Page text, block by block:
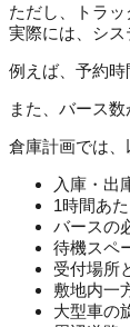
ただし、トラ
実際には、シス
例えば、予約
また、バース
倉庫計画では、
入庫・出
1時間あ
バースの
待機スペ
受付場所
敷地内一
大型車の